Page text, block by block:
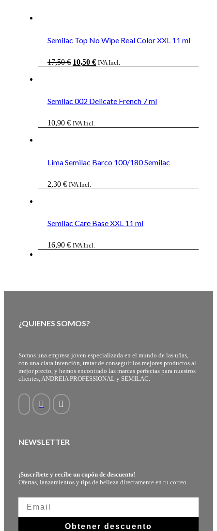
Semilac Top No Wipe Real Color XXL 11 ml
17,50€ El
10,50 €ElIVA Incl.
Semilac 002 Delicate French 7 ml
10,90 € IVA Incl.
Lima Semilac Barco 100/180 Semilac
2,30 € IVA Incl.
Semilac Care Base XXL 11 ml
16,90 € IVA Incl.
¿QUIENES SOMOS?
Somos una empresa joven especializada en el mundo de las uñas,
con una clara intención, tratar de conseguir los mejores productos al
mejor precio, y hemos encontrado las marcas perfectas para nuestros
clientes, ANDREIA PROFESSIONAL y SEMILAC.
NEWSLETTER
¡Suscríbete y recibe un cupón de descuento!
Ofertas, lanzamientos y tips de belleza directamente en tu correo.
Obtener descuento